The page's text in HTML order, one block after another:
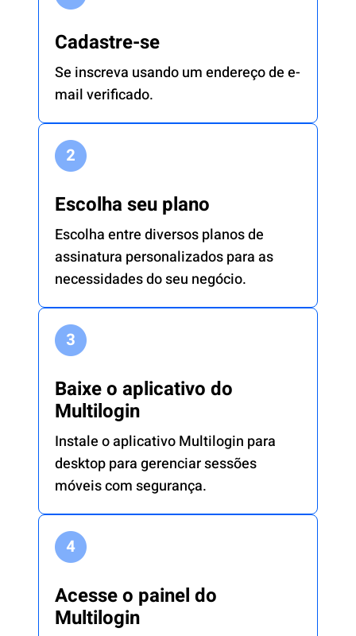
Cadastre-se
Se inscreva usando um endereço de e-
mail verificado.
Escolha seu plano
Escolha entre diversos planos de
assinatura personalizados para as
necessidades do seu negócio.
Baixe o aplicativo do
Multilogin
Instale o aplicativo Multilogin para
desktop para gerenciar sessões
móveis com segurança.
Acesse o painel do
Multilogin